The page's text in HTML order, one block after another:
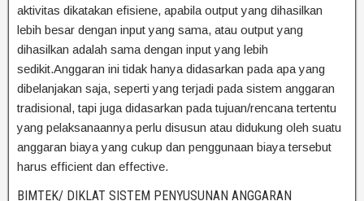
aktivitas dikatakan efisiene, apabila output yang dihasilkan
lebih besar dengan input yang sama, atau output yang
dihasilkan adalah sama dengan input yang lebih
sedikit.Anggaran ini tidak hanya didasarkan pada apa yang
dibelanjakan saja, seperti yang terjadi pada sistem anggaran
tradisional, tapi juga didasarkan pada tujuan/rencana tertentu
yang pelaksanaannya perlu disusun atau didukung oleh suatu
anggaran biaya yang cukup dan penggunaan biaya tersebut
harus efficient dan effective.
BIMTEK/ DIKLAT SISTEM PENYUSUNAN ANGGARAN